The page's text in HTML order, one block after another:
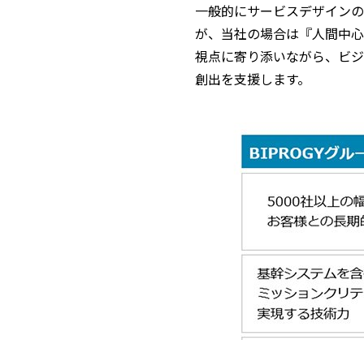
一般的にサービスデザイン
が、当社の場合は『人間中
視点に寄り添いながら、ビ
創出を支援します。